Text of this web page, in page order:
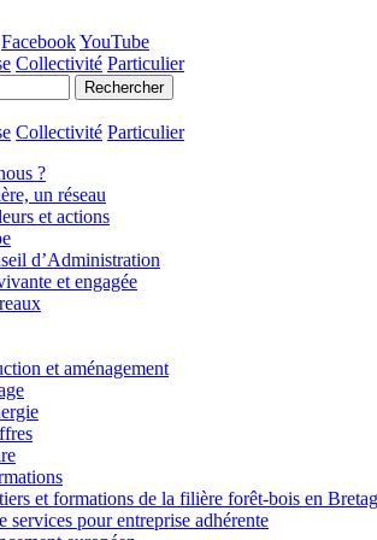
FacebookYouTube
Collectivité Particulier
Collectivité Particulier
?
un réseau
et actions
d’Administration
et engagée
et aménagement
et formations de la filière forêt-bois en
services pour entreprise adhérente